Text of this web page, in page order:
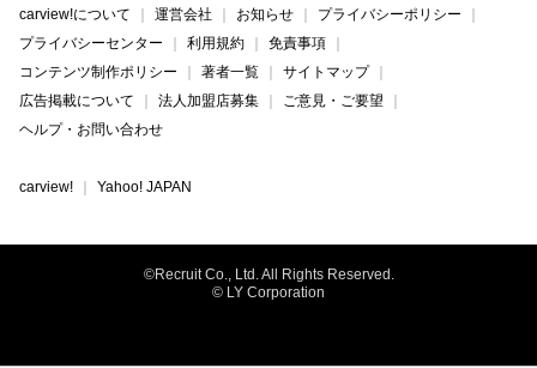
carview!について 運営会社 お知らせ
プライバシーポリシー
プライバシーセンター
利用規約
免責事項
コンテンツ制作ポリシー
著者一覧
サイトマップ
広告掲載について
法人加盟店募集
ご意見・ご要望
ヘルプ・お問い合わせ
carview! Yahoo! JAPAN
©Recruit Co., Ltd. All Rights Reserved.
© LY Corporation